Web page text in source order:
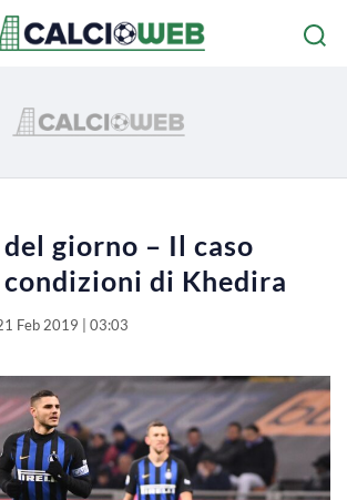
giorno – Il caso
di Khedira
Feb 2019 | 03:03